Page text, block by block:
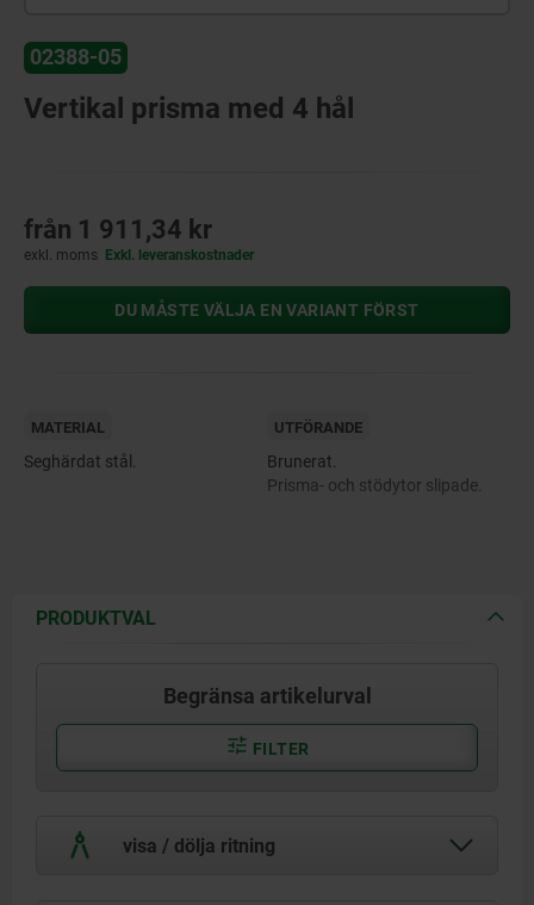
02388-05
Vertikal prisma med 4 hål
från 1 911,34 kr
exkl. moms Exkl. leveranskostnader
DU MÅSTE VÄLJA EN VARIANT FÖRST
MATERIAL
Seghärdat stål.
UTFÖRANDE
Brunerat.
Prisma- och stödytor slipade.
PRODUKTVAL
Begränsa artikelurval
FILTER
visa / dölja ritning